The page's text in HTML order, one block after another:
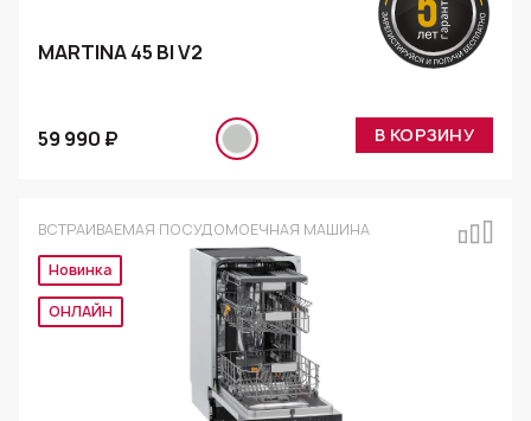
MARTINA 45 BI V2
59 990 ₽ В КОРЗИНУ
ВСТРАИВАЕМАЯ ПОСУДОМОЕЧНАЯ МАШИНА
Новинка
ОНЛАЙН